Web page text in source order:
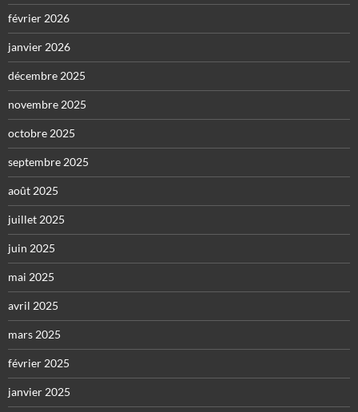
février 2026
janvier 2026
décembre 2025
novembre 2025
octobre 2025
septembre 2025
août 2025
juillet 2025
juin 2025
mai 2025
avril 2025
mars 2025
février 2025
janvier 2025